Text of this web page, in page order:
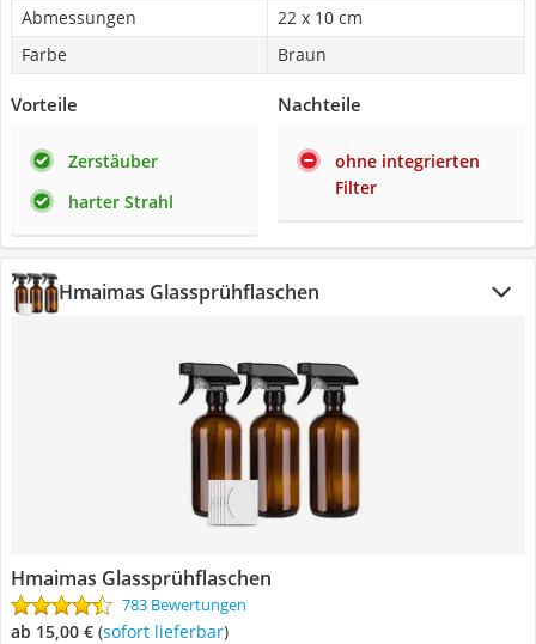
Abmessungen
22 x 10 cm
Farbe
Braun
Vorteile
Zerstäuber
harter Strahl
Nachteile
ohne integrierten
Filter
Hmaimas Glassprühflaschen
Hmaimas Glassprühflaschen
783 Bewertungen
ab 15,00 € ( Sofort lieferbar)